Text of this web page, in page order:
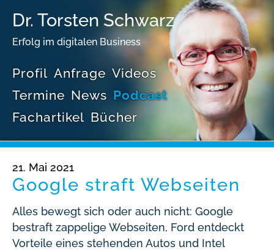
Dr. Torsten Schwarz
Erfolg im digitalen Business
Profil Anfrage Videos
Termine News Podcast
Fachartikel Bücher
21. Mai 2021
Google straft Webseiten
Alles bewegt sich oder auch nicht: Google
bestraft zappelige Webseiten, Ford entdeckt
Vorteile eines stehenden Autos und Intel